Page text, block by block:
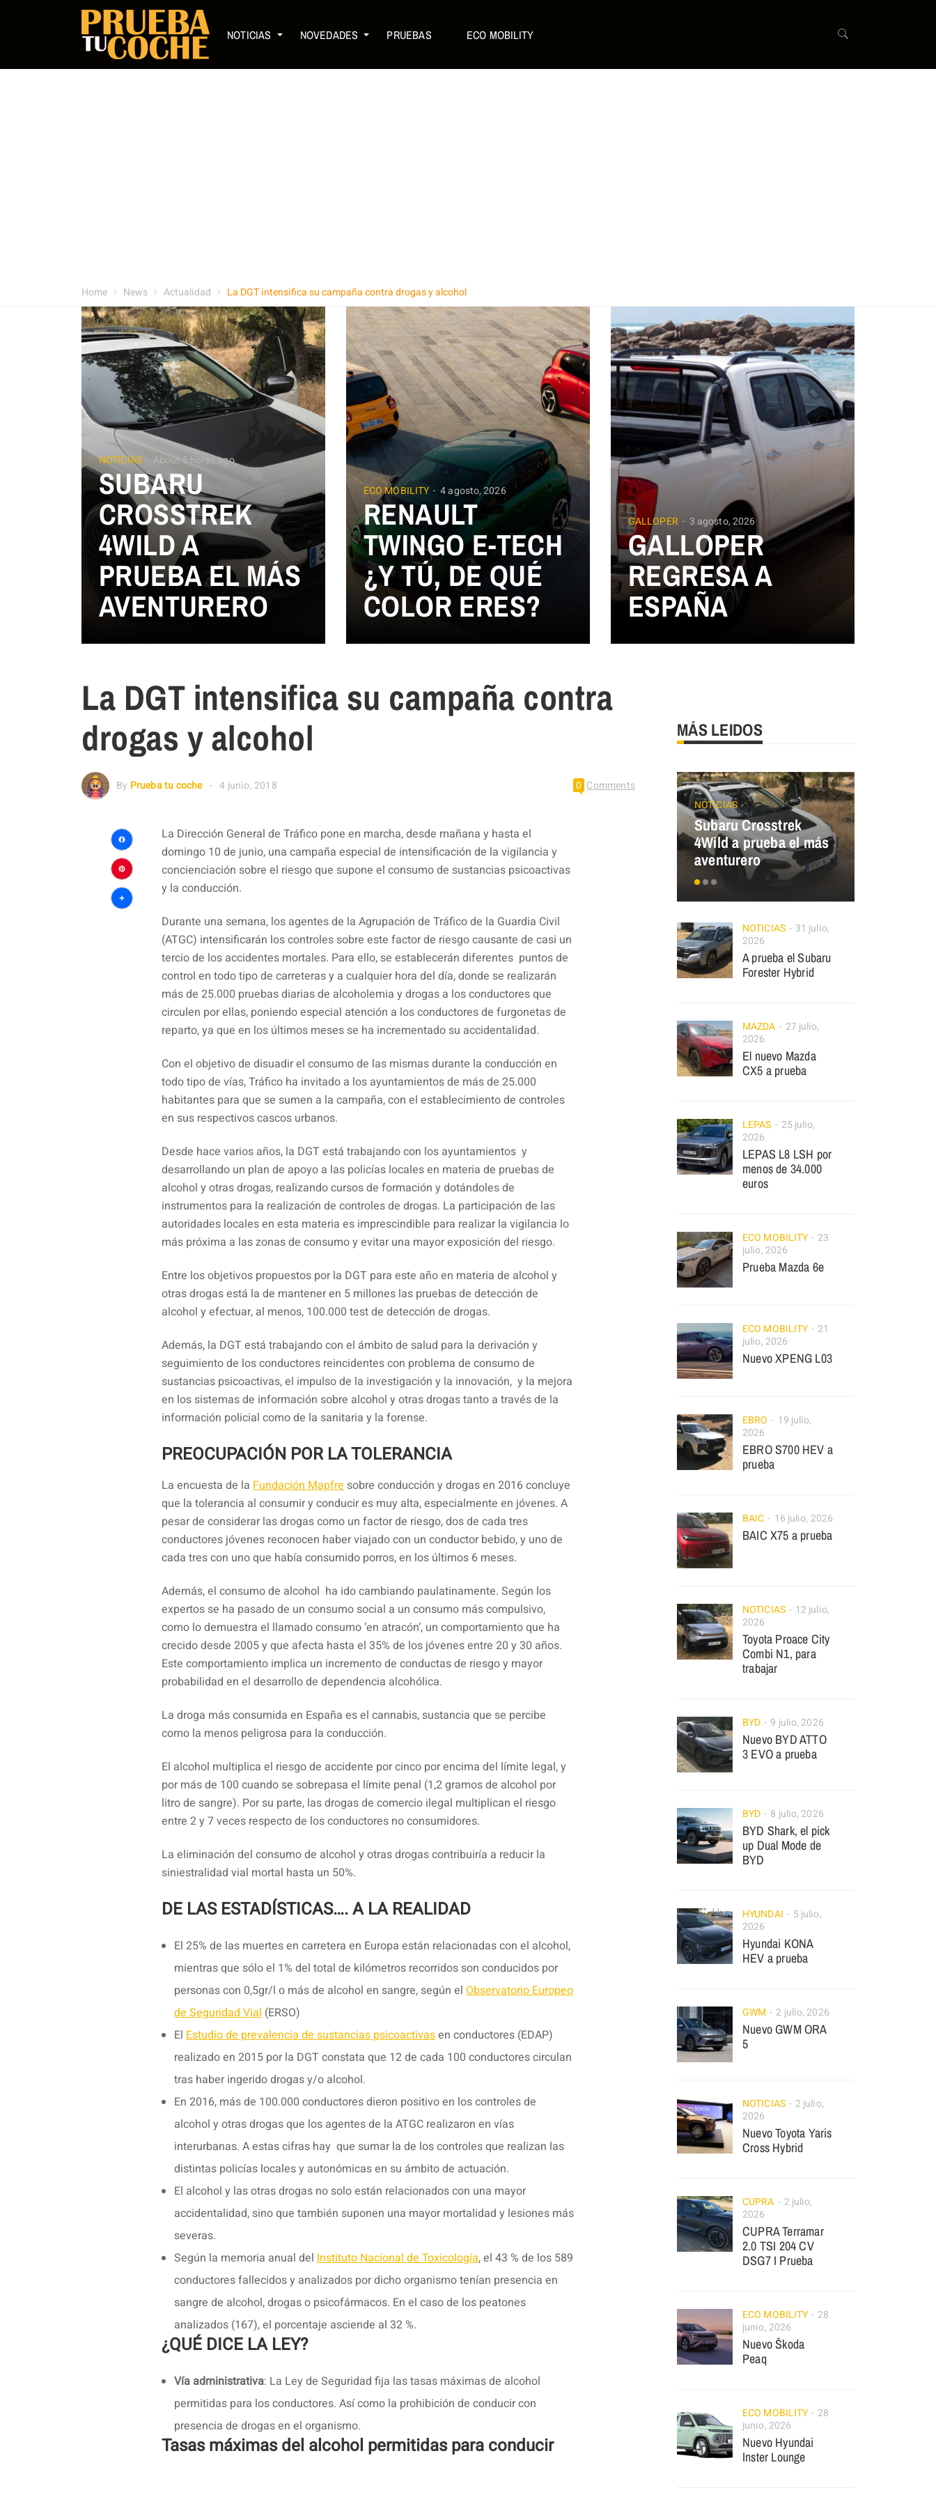
NOTICIAS NOVEDADES PRUEBAS ECO MOBILITY
Home News Actualidad La DGT intensifica su campaña contra drogas y alcohol
NOTICIAS About 5 horas ago
SUBARU
CROSSTREK
4WILD A
PRUEBA EL MÁS
AVENTURERO
ECO MOBILITY 4 agosto, 2026
RENAULT
TWINGO E-TECH
¿Y TÚ, DE QUÉ
COLOR ERES?
GALLOPER 3 agosto, 2026
GALLOPER
REGRESA A
ESPAÑA
La DGT intensifica su campaña contra
drogas y alcohol
By Prueba tu coche 4 junio, 2018 0 Comments
Facebook
Pinterest
Compartir
La Dirección General de Tráfico pone en marcha, desde mañana y hasta el
domingo 10 de junio, una campaña especial de intensificación de la vigilancia y
concienciación sobre el riesgo que supone el consumo de sustancias psicoactivas
y la conducción.
Durante una semana, los agentes de la Agrupación de Tráfico de la Guardia Civil
(ATGC) intensificarán los controles sobre este factor de riesgo causante de casi un
tercio de los accidentes mortales. Para ello, se establecerán diferentes puntos de
control en todo tipo de carreteras y a cualquier hora del día, donde se realizarán
más de 25.000 pruebas diarias de alcoholemia y drogas a los conductores que
circulen por ellas, poniendo especial atención a los conductores de furgonetas de
reparto, ya que en los últimos meses se ha incrementado su accidentalidad.
Con el objetivo de disuadir el consumo de las mismas durante la conducción en
todo tipo de vías, Tráfico ha invitado a los ayuntamientos de más de 25.000
habitantes para que se sumen a la campaña, con el establecimiento de controles
en sus respectivos cascos urbanos.
Desde hace varios años, la DGT está trabajando con los ayuntamientos y
desarrollando un plan de apoyo a las policías locales en materia de pruebas de
alcohol y otras drogas, realizando cursos de formación y dotándoles de
instrumentos para la realización de controles de drogas. La participación de las
autoridades locales en esta materia es imprescindible para realizar la vigilancia lo
más próxima a las zonas de consumo y evitar una mayor exposición del riesgo.
Entre los objetivos propuestos por la DGT para este año en materia de alcohol y
otras drogas está la de mantener en 5 millones las pruebas de detección de
alcohol y efectuar, al menos, 100.000 test de detección de drogas.
Además, la DGT está trabajando con el ámbito de salud para la derivación y
seguimiento de los conductores reincidentes con problema de consumo de
sustancias psicoactivas, el impulso de la investigación y la innovación, y la mejora
en los sistemas de información sobre alcohol y otras drogas tanto a través de la
información policial como de la sanitaria y la forense.
PREOCUPACIÓN POR LA TOLERANCIA
La encuesta de la Fundación Mapfre sobre conducción y drogas en 2016 concluye
que la tolerancia al consumir y conducir es muy alta, especialmente en jóvenes. A
pesar de considerar las drogas como un factor de riesgo, dos de cada tres
conductores jóvenes reconocen haber viajado con un conductor bebido, y uno de
cada tres con uno que había consumido porros, en los últimos 6 meses.
Además, el consumo de alcohol ha ido cambiando paulatinamente. Según los
expertos se ha pasado de un consumo social a un consumo más compulsivo,
como lo demuestra el llamado consumo ‘en atracón’, un comportamiento que ha
crecido desde 2005 y que afecta hasta el 35% de los jóvenes entre 20 y 30 años.
Este comportamiento implica un incremento de conductas de riesgo y mayor
probabilidad en el desarrollo de dependencia alcohólica.
La droga más consumida en España es el cannabis, sustancia que se percibe
como la menos peligrosa para la conducción.
El alcohol multiplica el riesgo de accidente por cinco por encima del límite legal, y
por más de 100 cuando se sobrepasa el límite penal (1,2 gramos de alcohol por
litro de sangre). Por su parte, las drogas de comercio ilegal multiplican el riesgo
entre 2 y 7 veces respecto de los conductores no consumidores.
La eliminación del consumo de alcohol y otras drogas contribuiría a reducir la
siniestralidad vial mortal hasta un 50%.
DE LAS ESTADÍSTICAS…. A LA REALIDAD
El 25% de las muertes en carretera en Europa están relacionadas con el alcohol,
mientras que sólo el 1% del total de kilómetros recorridos son conducidos por
personas con 0,5gr/l o más de alcohol en sangre, según el Observatorio Europeo
de Seguridad Vial (ERSO)
El Estudio de prevalencia de sustancias psicoactivasen conductores (EDAP)
realizado en 2015 por la DGT constata que 12 de cada 100 conductores circulan
tras haber ingerido drogas y/o alcohol.
En 2016, más de 100.000 conductores dieron positivo en los controles de
alcohol y otras drogas que los agentes de la ATGC realizaron en vías
interurbanas. A estas cifras hay que sumar la de los controles que realizan las
distintas policías locales y autonómicas en su ámbito de actuación.
El alcohol y las otras drogas no solo están relacionados con una mayor
accidentalidad, sino que también suponen una mayor mortalidad y lesiones más
severas.
Según la memoria anual del Instituto Nacional de Toxicología, el 43 % de los 589
conductores fallecidos y analizados por dicho organismo tenían presencia en
sangre de alcohol, drogas o psicofármacos. En el caso de los peatones
analizados (167), el porcentaje asciende al 32 %.
¿QUÉ DICE LA LEY?
Vía administrativa: La Ley de Seguridad fija las tasas máximas de alcohol
permitidas para los conductores. Así como la prohibición de conducir con
presencia de drogas en el organismo.
Tasas máximas del alcohol permitidas para conducir
MÁS LEIDOS
NOTICIAS
Subaru Crosstrek
4Wild a prueba el más
aventurero
NOTICIAS
31 julio,
2026
A prueba el Subaru
Forester Hybrid
MAZDA
27 julio,
2026
El nuevo Mazda
CX5 a prueba
LEPAS
25 julio,
2026
LEPAS L8 LSH por
menos de 34.000
euros
ECO MOBILITY
23
julio, 2026
Prueba Mazda 6e
ECO MOBILITY
21
julio, 2026
Nuevo XPENG L03
EBRO
19 julio,
2026
EBRO S700 HEV a
prueba
BAIC 16 julio, 2026
BAIC X75 a prueba
NOTICIAS
12 julio,
2026
Toyota Proace City
Combi N1, para
trabajar
BYD 9 julio, 2026
Nuevo BYD ATTO
3 EVO a prueba
BYD 8 julio, 2026
BYD Shark, el pick
up Dual Mode de
BYD
HYUNDAI
5 julio,
2026
Hyundai KONA
HEV a prueba
GWM 2 julio, 2026
Nuevo GWM ORA
5
NOTICIAS
2 julio,
2026
Nuevo Toyota Yaris
Cross Hybrid
CUPRA
2 julio,
2026
CUPRA Terramar
2.0 TSI 204 CV
DSG7 I Prueba
ECO MOBILITY
28
junio, 2026
Nuevo Škoda
Peaq
ECO MOBILITY
28
junio, 2026
Nuevo Hyundai
Inster Lounge